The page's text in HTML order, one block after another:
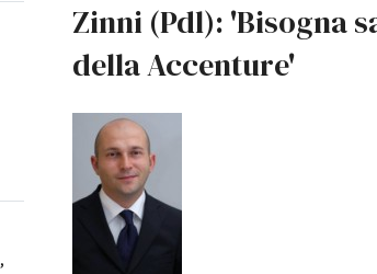
,
Zinni (Pdl): 'Bisogna
della Accenture'